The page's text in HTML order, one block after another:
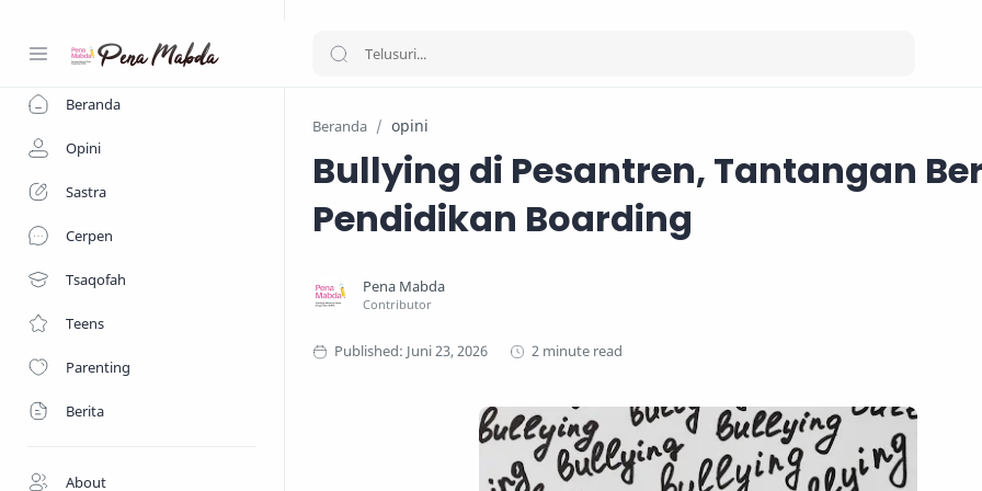
Beranda
Opini
Sastra
Cerpen
Tsaqofah
Teens
Parenting
Berita
About
Beranda opini
Bullying di Pesantren, Tantangan
Pendidikan Boarding
2 minute read